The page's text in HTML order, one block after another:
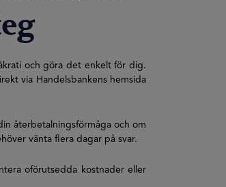
och göra det enkelt för dig.
via Handelsbankens hemsida
återbetalningsförmåga och om
vänta flera dagar på svar.
oförutsedda kostnader eller